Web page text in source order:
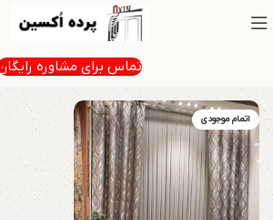
تماس برای مشاوره
اتمام موجودی